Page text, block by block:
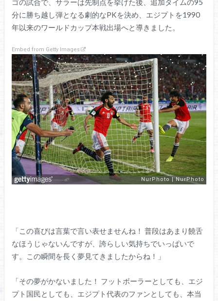
分に勝ち越し弾となる劇的なPKを決め、エジプトを1990
年以来のワールドカップ本戦出場へと導きました。
Embed from Getty Images
「この喜びは言葉で言い表せませんね！ 普段はあまり饒舌
なほうじゃないんですが、誇らしい気持ちでいっぱいで
す。この瞬間を長く夢見てきましたからね！」
「その夢がかないました！ フットボーラーとしても、エジ
プト国民としても、エジプト代表のファンとしても、本当